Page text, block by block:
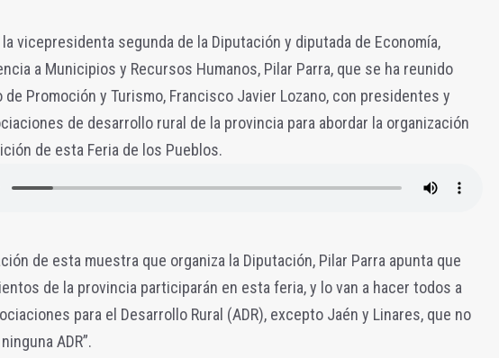
vicepresidenta segunda de la Diputación y diputada de Economía,
a Municipios y Recursos Humanos, Pilar Parra, que se ha reunido
de Promoción y Turismo, Francisco Javier Lozano, con presidentes y
de desarrollo rural de la provincia para abordar la organización
de esta Feria de los Pueblos.
de esta muestra que organiza la Diputación, Pilar Parra apunta que
de la provincia participarán en esta feria, y lo van a hacer todos a
para el Desarrollo Rural (ADR), excepto Jaén y Linares, que no
ADR”.